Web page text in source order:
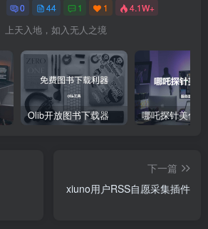
0 44 1 1 4.1W+
上天入地，如入无人之境
Olib开放图书下载器 哪吒探针美化
下一篇
xiuno用户RSS自愿采集插件